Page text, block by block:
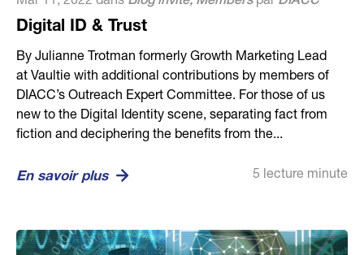
Digital ID & Trust
By Julianne Trotman formerly Growth Marketing Lead
at Vaultie with additional contributions by members of
DIACC’s Outreach Expert Committee. For those of us
new to the Digital Identity scene, separating fact from
fiction and deciphering the benefits from the...
En savoir plus 5 lecture minute